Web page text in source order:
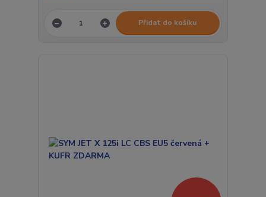
Přidat do košíku